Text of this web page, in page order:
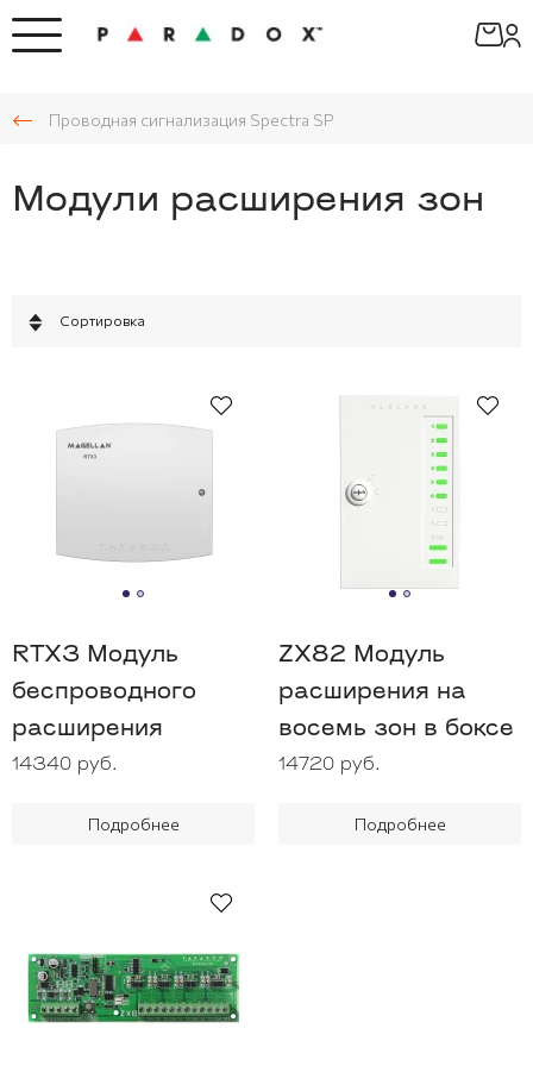
Проводная сигнализация Spectra SP
Модули расширения зон
Сортировка
RTX3 Модуль
беспроводного
расширения
14340 руб.
Подробнее
ZX82 Модуль
расширения на
восемь зон в боксе
14720 руб.
Подробнее